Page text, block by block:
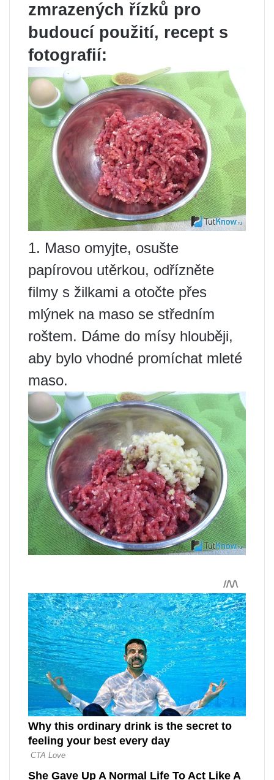
zmrazených řízků pro
budoucí použití, recept s
fotografií:
1. Maso omyjte, osušte
papírovou utěrkou, odřízněte
filmy s žilkami a otočte přes
mlýnek na maso se středním
roštem. Dáme do mísy hlouběji,
aby bylo vhodné promíchat mleté
​​maso.